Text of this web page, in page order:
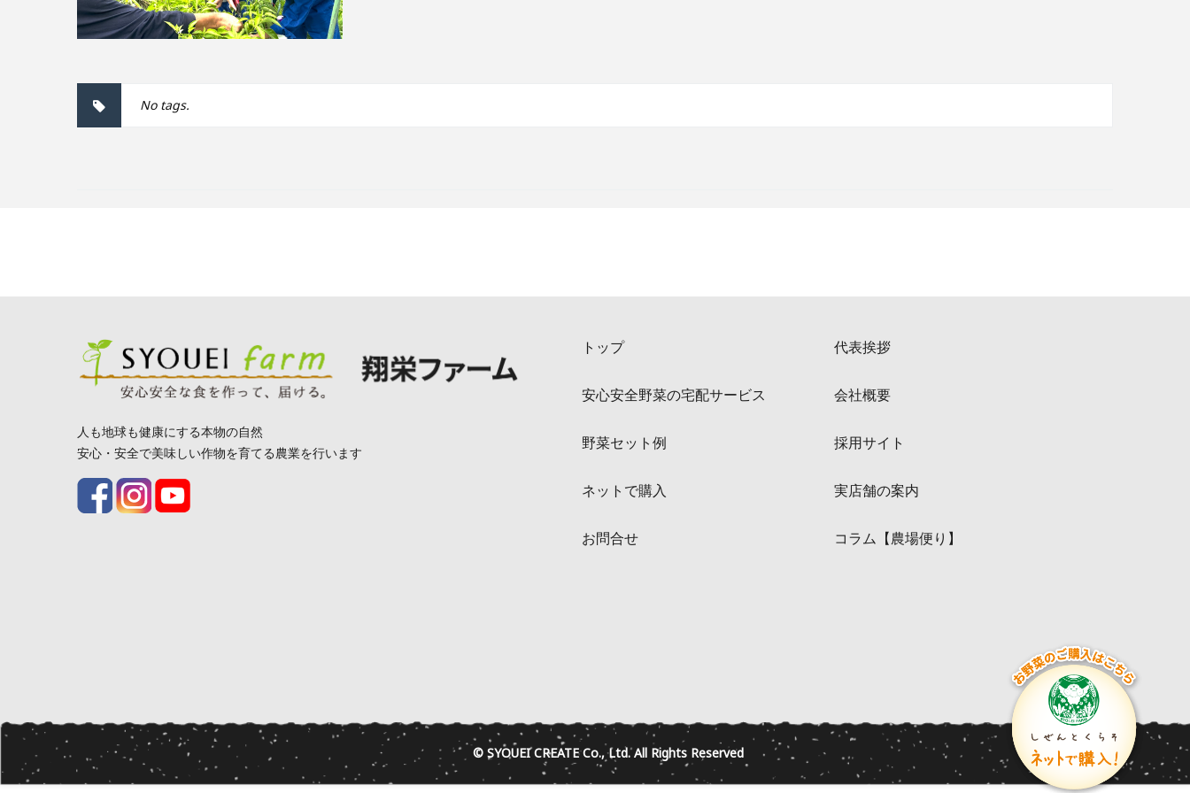
No tags.
人も地球も健康にする本物の自然
安心・安全で美味しい作物を育てる農業を行います
トップ 代表挨拶
安心安全野菜の宅配サービス 会社概要
野菜セット例 採用サイト
ネットで購入 実店舗の案内
お問合せ コラム【農場便り】
© SYOUEI CREATE Co., Ltd. All Rights Reserved